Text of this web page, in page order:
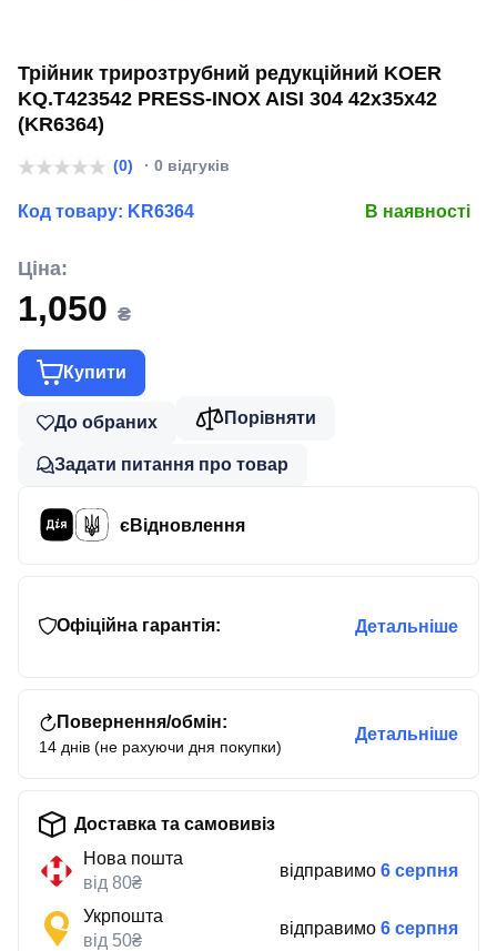
Трійник трирозтрубний редукційний KOER
KQ.T423542 PRESS-INOX AISI 304 42x35x42
(KR6364)
(0) · 0 відгуків
Код товару: KR6364 В наявності
Ціна:
1,050 ₴
Купити
До обраних Порівняти
Задати питання про товар
єВідновлення
Офіційна гарантія: Детальніше
Повернення/обмін:
14 днів (не рахуючи дня покупки)
Детальніше
Доставка та самовивіз
Нова пошта
від 80₴
відправимо 6 серпня
Укрпошта
від 50₴
відправимо 6 серпня